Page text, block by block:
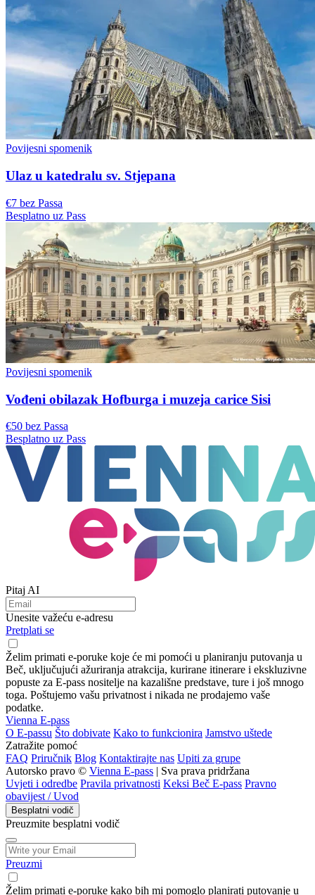
Povijesni spomenik
Ulaz u katedralu sv. Stjepana
€7 bez Passa
Besplatno uz Pass
Povijesni spomenik
Vođeni obilazak Hofburga i muzeja carice Sisi
€50 bez Passa
Besplatno uz Pass
Pitaj AI
Unesite važeću e-adresu
Pretplati se
Želim primati e-poruke koje će mi pomoći u planiranju putovanja u
Beč, uključujući ažuriranja atrakcija, kurirane itinerare i ekskluzivne
popuste za E-pass nositelje na kazališne predstave, ture i još mnogo
toga. Poštujemo vašu privatnost i nikada ne prodajemo vaše
podatke.
Vienna E-pass
O E-passu Što dobivate Kako to funkcionira Jamstvo uštede
Zatražite pomoć
FAQ Priručnik Blog Kontaktirajte nas Upiti za grupe
Autorsko pravo © Vienna E-pass | Sva prava pridržana
Uvjeti i odredbe Pravila privatnosti Keksi Beč E-pass Pravno
obavijest / Uvod
Besplatni vodič
Preuzmite besplatni vodič
Preuzmi
Želim primati e-poruke kako bih mi pomoglo planirati putovanje u